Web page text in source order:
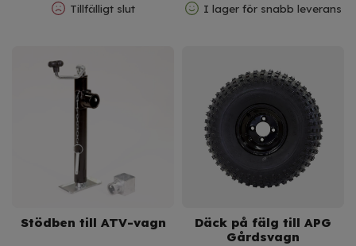
Tillfälligt slut I lager för snabb leverans
Stödben till ATV-vagn
Däck på fälg till APG
Gårdsvagn